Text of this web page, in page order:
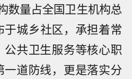
数量占全国卫生机构总
城乡社区，承担着常
共卫生服务等核心职
道防线，更是落实分